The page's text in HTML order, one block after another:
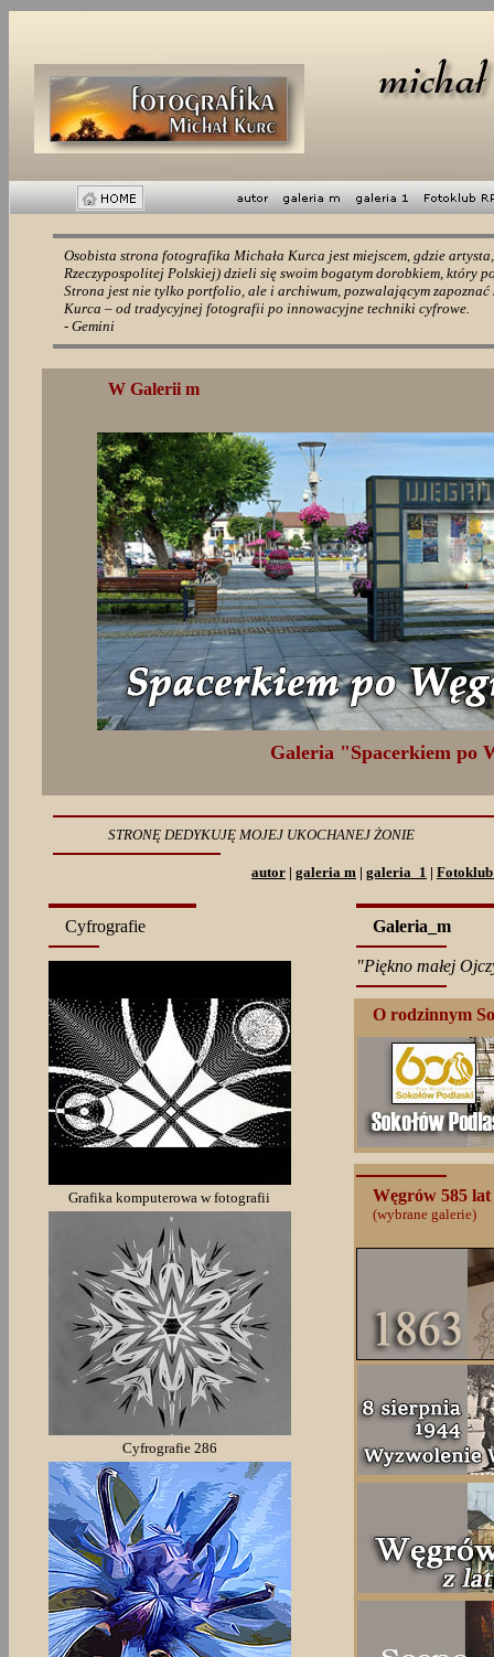
Osobista strona fotografika Michała Kurca jest miejscem, gdzie
Rzeczypospolitej Polskiej) dzieli się swoim bogatym dorobkiem, który
Strona jest nie tylko portfolio, ale i archiwum, pozwalającym zapoznać
Kurca – od tradycyjnej fotografii po innowacyjne techniki cyfrowe.
- Gemini
W Galerii m
Galeria "Spacerkiem po
STRONĘ DEDYKUJĘ MOJEJ UKOCHANEJ ŻONIE
autor | galeria m | galeria_1 | Fotoklub
Cyfrografie
Grafika komputerowa w fotografii
Cyfrografie 286
Galeria_m
"Piękno małej
O rodzinnym
Węgrów 585 lat
(wybrane galerie)